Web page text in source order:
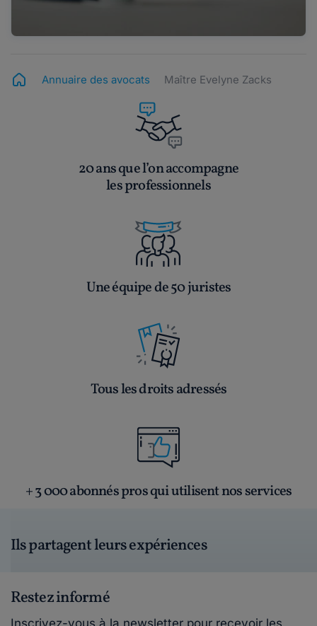
Annuaire des avocats Maître Evelyne Zacks
20 ans que l’on accompagne
les professionnels
Une équipe de 50 juristes
Tous les droits adressés
+ 3 000 abonnés pros qui utilisent nos services
Ils partagent leurs expériences
Restez informé